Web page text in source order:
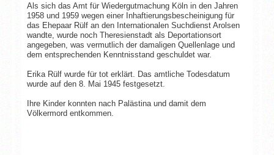
Als sich das Amt für Wiedergutmachung Köln in den Jahren
1958 und 1959 wegen einer Inhaftierungsbescheinigung für
das Ehepaar Rülf an den Internationalen Suchdienst Arolsen
wandte, wurde noch Theresienstadt als Deportationsort
angegeben, was vermutlich der damaligen Quellenlage und
dem entsprechenden Kenntnisstand geschuldet war.
Erika Rülf wurde für tot erklärt. Das amtliche Todesdatum
wurde auf den 8. Mai 1945 festgesetzt.
Ihre Kinder konnten nach Palästina und damit dem
Völkermord entkommen.